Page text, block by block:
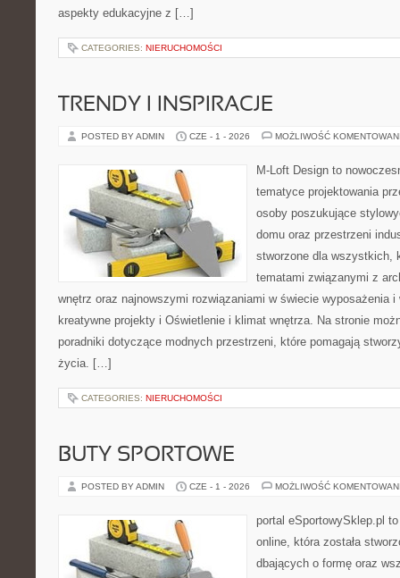
aspekty edukacyjne z […]
CATEGORIES: NIERUCHOMOŚCI
TRENDY I INSPIRACJE
POSTED BY ADMIN CZE - 1 - 2026 MOŻLIWOŚĆ
M-Loft Design to
tematyce projektowania
osoby poszukujące
domu oraz przestrzeni
stworzone dla wszystkich,
tematami związanymi z
wnętrz oraz najnowszymi rozwiązaniami w świecie wyposażenia
kreatywne projekty i Oświetlenie i klimat wnętrza. Na stronie
poradniki dotyczące modnych przestrzeni, które pomagają
życia. […]
CATEGORIES: NIERUCHOMOŚCI
BUTY SPORTOWE
POSTED BY ADMIN CZE - 1 - 2026 MOŻLIWOŚĆ
portal eSportowySklep.pl
online, która została
dbających o formę oraz